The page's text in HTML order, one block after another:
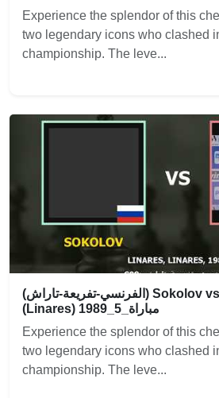
Experience the splendor of this
two legendary icons who clashed
championship. The leve...
(الفرنسي-تفريعة-تاراش) Sokolov vs Short Linares
(Linares) 1989_مباراة_5
Experience the splendor of this
two legendary icons who clashed
championship. The leve...